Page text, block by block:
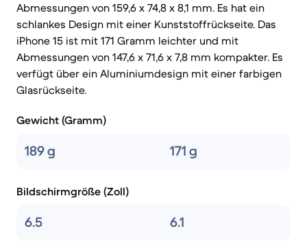
Abmessungen von 159,6 x 74,8 x 8,1 mm. Es hat ein
schlankes Design mit einer Kunststoffrückseite. Das
iPhone 15 ist mit 171 Gramm leichter und mit
Abmessungen von 147,6 x 71,6 x 7,8 mm kompakter. Es
verfügt über ein Aluminiumdesign mit einer farbigen
Glasrückseite.
Gewicht (Gramm)
189 g 171 g
Bildschirmgröße (Zoll)
6.5 6.1